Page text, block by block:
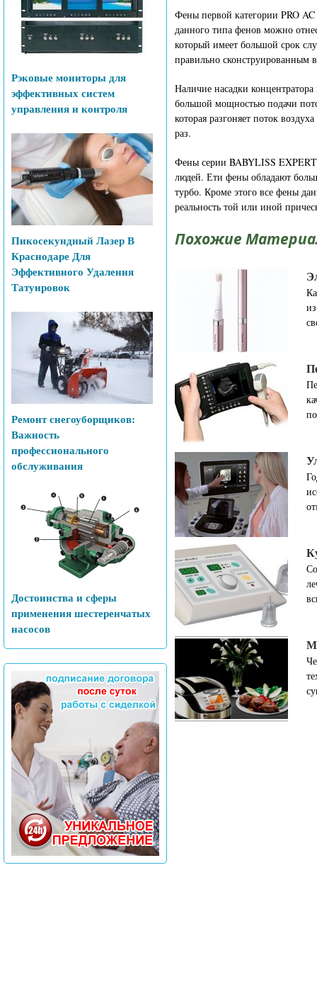
Рэковые мониторы для
эффективных систем
управления и контроля
Пикосекундный Лазер В
Краснодаре Для
Эффективного Удаления
Татуировок
Ремонт снегоуборщиков:
Важность
профессионального
обслуживания
Достоинства и сферы
применения шестеренчатых
насосов
Фены первой категории PRO
данного типа фенов можно
который имеет большой срок
правильно сконструированным
Наличие насадки
большой мощностью подачи
которая разгоняет поток
раз.
Фены серии BABYLISS EXPERT
людей. Ети фены обладают
турбо. Кроме этого все фены
реальность той или иной
Похожие